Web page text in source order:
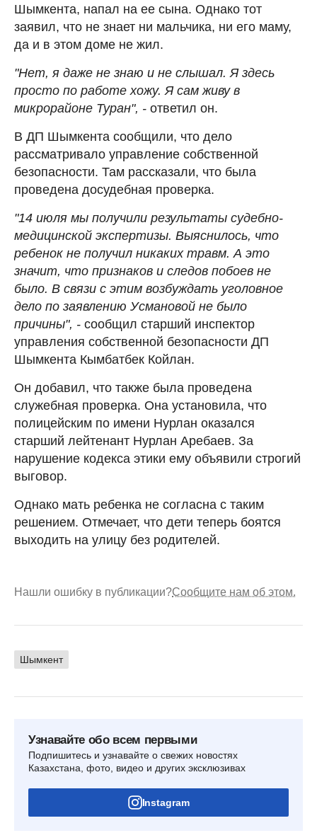
Шымкента, напал на ее сына. Однако тот
заявил, что не знает ни мальчика, ни его маму,
да и в этом доме не жил.
"Нет, я даже не знаю и не слышал. Я здесь
просто по работе хожу. Я сам живу в
микрорайоне Туран", - ответил он.
В ДП Шымкента сообщили, что дело
рассматривало управление собственной
безопасности. Там рассказали, что была
проведена досудебная проверка.
"14 июля мы получили результаты судебно-
медицинской экспертизы. Выяснилось, что
ребенок не получил никаких травм. А это
значит, что признаков и следов побоев не
было. В связи с этим возбуждать уголовное
дело по заявлению Усмановой не было
причины", - сообщил старший инспектор
управления собственной безопасности ДП
Шымкента Кымбатбек Койлан.
Он добавил, что также была проведена
служебная проверка. Она установила, что
полицейским по имени Нурлан оказался
старший лейтенант Нурлан Аребаев. За
нарушение кодекса этики ему объявили строгий
выговор.
Однако мать ребенка не согласна с таким
решением. Отмечает, что дети теперь боятся
выходить на улицу без родителей.
Нашли ошибку в публикации?Сообщите нам об этом.
Шымкент
Узнавайте обо всем первыми
Подпишитесь и узнавайте о свежих новостях
Казахстана, фото, видео и других эксклюзивах
Instagram